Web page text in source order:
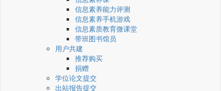
信息素养能力评测
信息素养手机游戏
信息素质教育微课堂
带班图书馆员
用户共建
推荐购买
捐赠
学位论文提交
出站报告提交